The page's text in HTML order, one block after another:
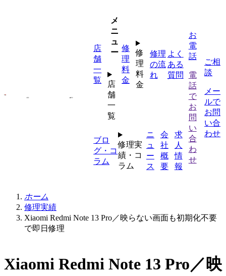
店
舗
一
覧
メ
ニ
ュ
ー
店
舗
一
覧
修
理
料
金
修
理
料
金
修理
の流
れ
よく
ある
質問
ブロ
グ・コ
ラム
修理実
績・コ
ラム
ニ
ュ
ー
ス
会
社
概
要
求
人
情
報
お
電
話
電
話
で
お
問
い
合
わ
せ
ご相
談
メー
ルで
お問
い合
わせ
ホーム
修理実績
Xiaomi Redmi Note 13 Pro／映らない画面も初期化不要
で即日修理
Xiaomi Redmi Note 13 Pro／映